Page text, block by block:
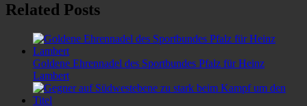
Related Posts
Goldene Ehrennadel des Sportbundes Pfalz für Heinz
Lambert